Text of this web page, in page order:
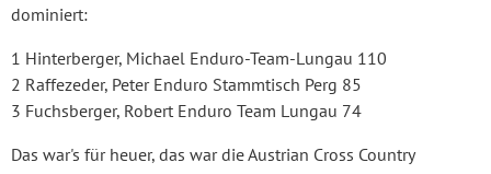
dominiert:
1 Hinterberger, Michael Enduro-Team-Lungau 110
2 Raffezeder, Peter Enduro Stammtisch Perg 85
3 Fuchsberger, Robert Enduro Team Lungau 74
Das war's für heuer, das war die Austrian Cross Country